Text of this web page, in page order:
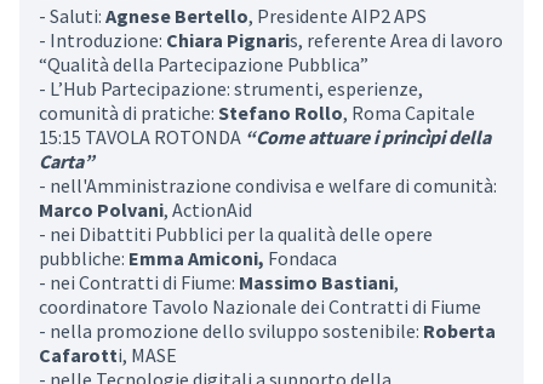
- Saluti: Agnese Bertello, Presidente AIP2 APS
- Introduzione: Chiara Pignaris, referente Area di lavoro
“Qualità della Partecipazione Pubblica”
- L’Hub Partecipazione: strumenti, esperienze,
comunità di pratiche: Stefano Rollo, Roma Capitale
15:15 TAVOLA ROTONDA “Come attuare i princìpi della
Carta”
- nell'Amministrazione condivisa e welfare di comunità:
Marco Polvani, ActionAid
- nei Dibattiti Pubblici per la qualità delle opere
pubbliche: Emma Amiconi, Fondaca
- nei Contratti di Fiume: Massimo Bastiani,
coordinatore Tavolo Nazionale dei Contratti di Fiume
- nella promozione dello sviluppo sostenibile: Roberta
Cafarotti, MASE